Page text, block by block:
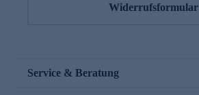
Widerrufsformular
Service & Beratung